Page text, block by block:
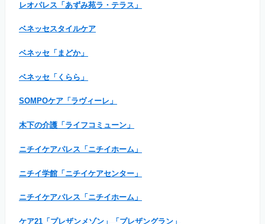
レオパレス「あずみ苑ラ・テラス」
ベネッセスタイルケア
ベネッセ「まどか」
ベネッセ「くらら」
SOMPOケア「ラヴィーレ」
木下の介護「ライフコミューン」
ニチイケアパレス「ニチイホーム」
ニチイ学館「ニチイケアセンター」
ニチイケアパレス「ニチイホーム」
ケア21「プレザンメゾン」「プレザングラン」